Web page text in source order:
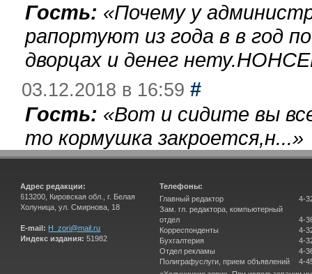
Гость: «Почему у
рапортуют из года в в год
дворцах и денег
03.12.2018 в 16:59 #
Гость: «Вот и сидите вы
то кормушка закроется,н...»
Адрес редакции:
613200, Кировская обл., г. Белая
Холуница, ул. Смирнова, 18
E-mail: H_zori@mail.ru
Индекс издания: 51982
Телефоны:
Главный редактор
Зам. гл. редактора, компьютерный
отдел
Корреспонденты
Бухгалтерия
Отдел рекламы
Полиграфуслуги, прием объявлений
4-
4-
4-
4-
4-
4-